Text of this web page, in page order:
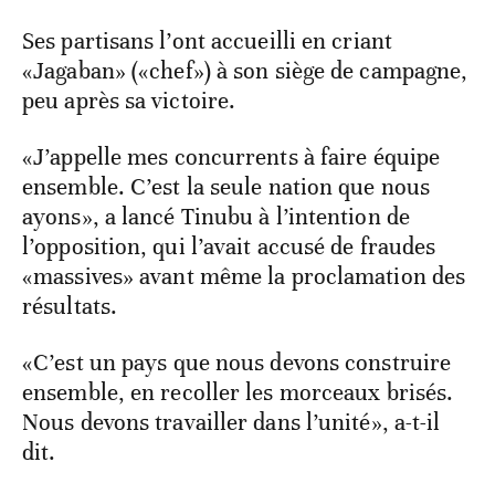
Ses partisans l’ont accueilli en criant
«Jagaban» («chef») à son siège de campagne,
peu après sa victoire.
«J’appelle mes concurrents à faire équipe
ensemble. C’est la seule nation que nous
ayons», a lancé Tinubu à l’intention de
l’opposition, qui l’avait accusé de fraudes
«massives» avant même la proclamation des
résultats.
«C’est un pays que nous devons construire
ensemble, en recoller les morceaux brisés.
Nous devons travailler dans l’unité», a-t-il
dit.